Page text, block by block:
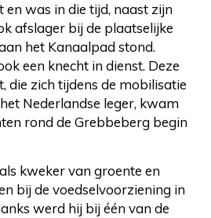
was in die tijd, naast zijn
afslager bij de plaatselijke
het Kanaalpad stond.
een knecht in dienst. Deze
die zich tijdens de mobilisatie
Nederlandse leger, kwam
rond de Grebbeberg begin
kweker van groente en
bij de voedselvoorziening in
werd hij bij één van de